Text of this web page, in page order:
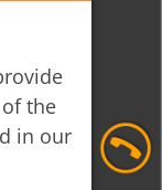
the
in our